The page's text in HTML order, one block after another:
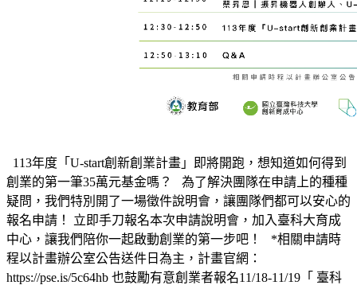
113年度「U-start創新創業計畫」即將開跑，想知道如何得到
創業的第一筆35萬元基金嗎？ 為了解決團隊在申請上的種種
疑問，我們特別開了一場徵件說明會，讓團隊們都可以安心的
報名申請！ 立即手刀報名本次申請說明會，加入臺科大育成
中心，讓我們陪你一起啟動創業的第一步吧！ *相關申請時
程以計畫辦公室公告送件日為主，計畫官網：
https://pse.is/5c64hb 也鼓勵有意創業者報名11/18-11/19「 臺科